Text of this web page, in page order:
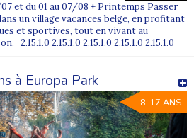
et du 01 au 07/08 + Printemps Passer
un village vacances belge, en profitant
et sportives, tout en vivant au
2.15.1.0 2.15.1.0 2.15.1.0 2.15.1.0
à Europa Park
8-17 ANS